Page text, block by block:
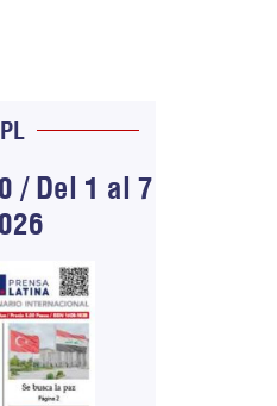
/ Del 1 al 7